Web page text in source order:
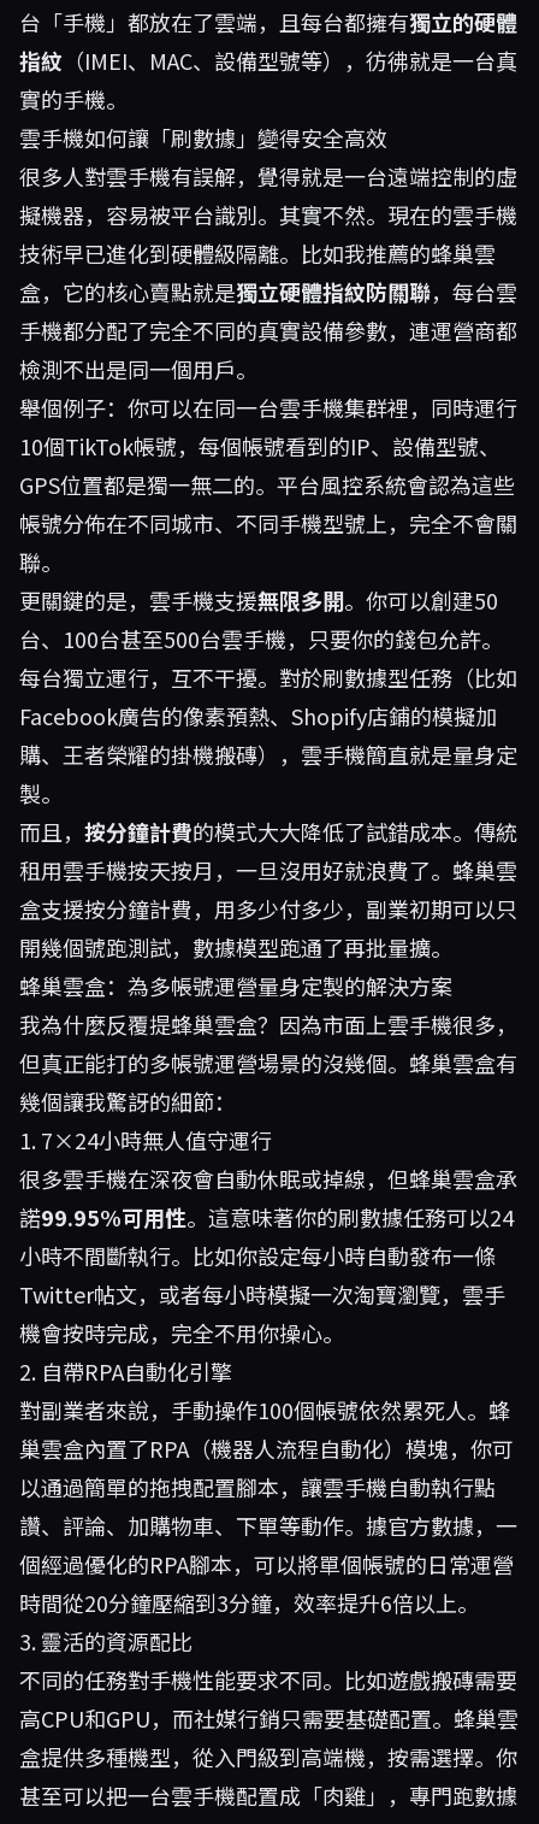
台「手機」都放在了雲端，且每台都擁有獨立的硬體
指紋 （IMEI、MAC、設備型號等），彷彿就是一台真
實的手機。
雲手機如何讓「刷數據」變得安全高效
很多人對雲手機有誤解，覺得就是一台遠端控制的虛
擬機器，容易被平台識別。其實不然。現在的雲手機
技術早已進化到硬體級隔離。比如我推薦的蜂巢雲
盒，它的核心賣點就是獨立硬體指紋防關聯，每台雲
手機都分配了完全不同的真實設備參數，連運營商都
檢測不出是同一個用戶。
舉個例子：你可以在同一台雲手機集群裡，同時運行
10個TikTok帳號，每個帳號看到的IP、設備型號、
GPS位置都是獨一無二的。平台風控系統會認為這些
帳號分佈在不同城市、不同手機型號上，完全不會關
聯。
更關鍵的是，雲手機支援無限多開。你可以創建50
台、100台甚至500台雲手機，只要你的錢包允許。
每台獨立運行，互不干擾。對於刷數據型任務（比如
Facebook廣告的像素預熱、Shopify店鋪的模擬加
購、王者榮耀的掛機搬磚），雲手機簡直就是量身定
製。
而且， 按分鐘計費的模式大大降低了試錯成本。傳統
租用雲手機按天按月，一旦沒用好就浪費了。蜂巢雲
盒支援按分鐘計費，用多少付多少，副業初期可以只
開幾個號跑測試，數據模型跑通了再批量擴。
蜂巢雲盒：為多帳號運營量身定製的解決方案
我為什麼反覆提蜂巢雲盒？因為市面上雲手機很多，
但真正能打的多帳號運營場景的沒幾個。蜂巢雲盒有
幾個讓我驚訝的細節：
1. 7×24小時無人值守運行
很多雲手機在深夜會自動休眠或掉線，但蜂巢雲盒承
諾99.95%可用性。這意味著你的刷數據任務可以24
小時不間斷執行。比如你設定每小時自動發布一條
Twitter帖文，或者每小時模擬一次淘寶瀏覽，雲手
機會按時完成，完全不用你操心。
2. 自帶RPA自動化引擎
對副業者來說，手動操作100個帳號依然累死人。蜂
巢雲盒內置了RPA（機器人流程自動化）模塊，你可
以通過簡單的拖拽配置腳本，讓雲手機自動執行點
讚、評論、加購物車、下單等動作。據官方數據，一
個經過優化的RPA腳本，可以將單個帳號的日常運營
時間從20分鐘壓縮到3分鐘，效率提升6倍以上。
3. 靈活的資源配比
不同的任務對手機性能要求不同。比如遊戲搬磚需要
高CPU和GPU，而社媒行銷只需要基礎配置。蜂巢雲
盒提供多種機型，從入門級到高端機，按需選擇。你
甚至可以把一台雲手機配置成「肉雞」，專門跑數據